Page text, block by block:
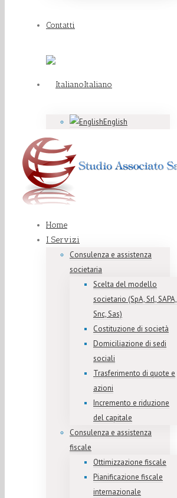
Contatti
Italiano
English
Home
I Servizi
Consulenza e assistenza
societaria
Scelta del modello
societario (SpA, Srl, SAPA,
Snc, Sas)
Costituzione di società
Domiciliazione di sedi
sociali
Trasferimento di quote e
azioni
Incremento e riduzione
del capitale
Consulenza e assistenza
fiscale
Ottimizzazione fiscale
Pianificazione fiscale
internazionale